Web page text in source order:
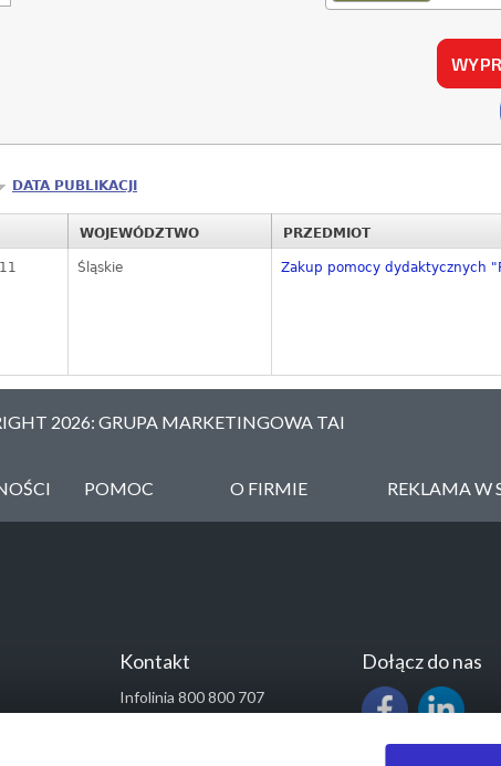
DATA PUBLIKACJI
WOJEWÓDZTWO PRZEDMIOT
Śląskie Zakup pomocy dydaktycznych
2026: GRUPA MARKETINGOWA TAI
POMOC O FIRMIE REKLAMA W
Kontakt
Infolinia 800 800 707
kontakt@pressinfo.pl
Dołącz do nas